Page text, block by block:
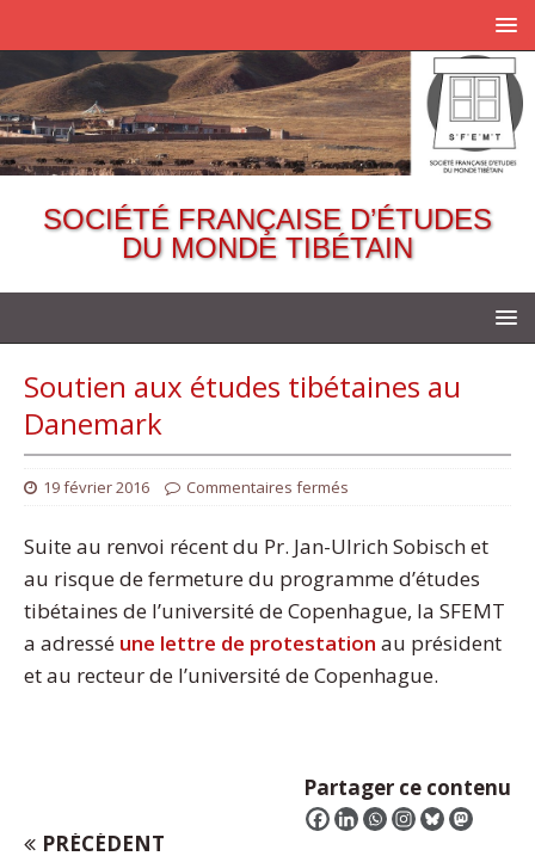
SOCIÉTÉ FRANÇAISE D’ÉTUDES
DU MONDE TIBÉTAIN
Soutien aux études tibétaines au
Danemark
19 février 2016 Commentaires fermés
Suite au renvoi récent du Pr. Jan-Ulrich Sobisch et
au risque de fermeture du programme d’études
tibétaines de l’université de Copenhague, la SFEMT
a adressé une lettre de protestation au président
et au recteur de l’université de Copenhague.
Partager ce contenu
PRÉCÉDENT